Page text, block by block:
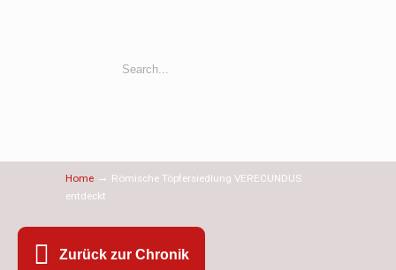
Home → Römische Töpfersiedlung VERECUNDUS
entdeckt
Zurück zur Chronik